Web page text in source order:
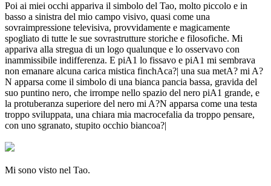
Poi ai miei occhi appariva il simbolo del Tao, molto piccolo e in
basso a sinistra del mio campo visivo, quasi come una
sovraimpressione televisiva, provvidamente e magicamente
spogliato di tutte le sue sovrastrutture storiche e filosofiche. Mi
appariva alla stregua di un logo qualunque e lo osservavo con
inammissibile indifferenza. E piA1 lo fissavo e piA1 mi sembrava
non emanare alcuna carica mistica finchAca?| una sua metA? mi A?
N apparsa come il simbolo di una bianca pancia bassa, gravida del
suo puntino nero, che irrompe nello spazio del nero piA1 grande, e
la protuberanza superiore del nero mi A?N apparsa come una testa
troppo sviluppata, una chiara mia macrocefalia da troppo pensare,
con uno sgranato, stupito occhio biancoa?|
Mi sono visto nel Tao.